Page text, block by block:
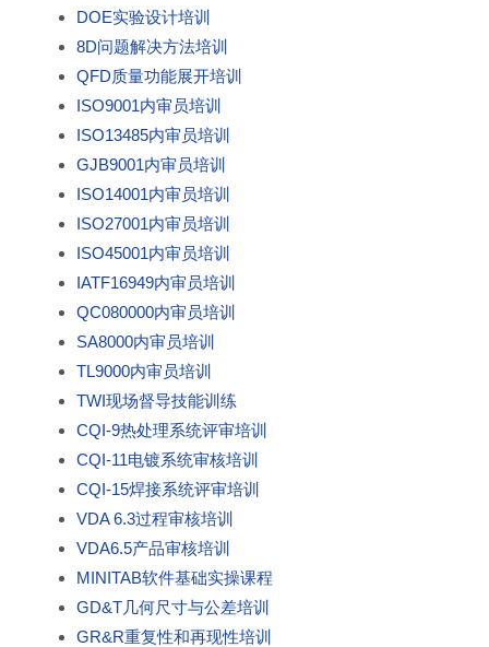
DOE实验设计培训
8D问题解决方法培训
QFD质量功能展开培训
ISO9001内审员培训
ISO13485内审员培训
GJB9001内审员培训
ISO14001内审员培训
ISO27001内审员培训
ISO45001内审员培训
IATF16949内审员培训
QC080000内审员培训
SA8000内审员培训
TL9000内审员培训
TWI现场督导技能训练
CQI-9热处理系统评审培训
CQI-11电镀系统审核培训
CQI-15焊接系统评审培训
VDA 6.3过程审核培训
VDA6.5产品审核培训
MINITAB软件基础实操课程
GD&T几何尺寸与公差培训
GR&R重复性和再现性培训